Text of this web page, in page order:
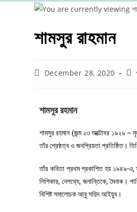
শামসুর রাহমান
December 28, 2020
শামসুর রহমান
শামসুর রহমান (জন্ম ২৩ অক্টোবর ১৯২৯ –
তাঁর শ্রেষ্ঠত্ব ও জনপ্রিয়তা প্রতিষ্ঠিত।
তাঁর কবিতা প্রথম প্রকাশিত হয় ১৯৪৯-এ,
লিপিকার, নেপথ্যে, জনান্তিকে, মৈনাক।
বিশিষ্ট সমালোচক আবু সয়িদ আইয়ুব।